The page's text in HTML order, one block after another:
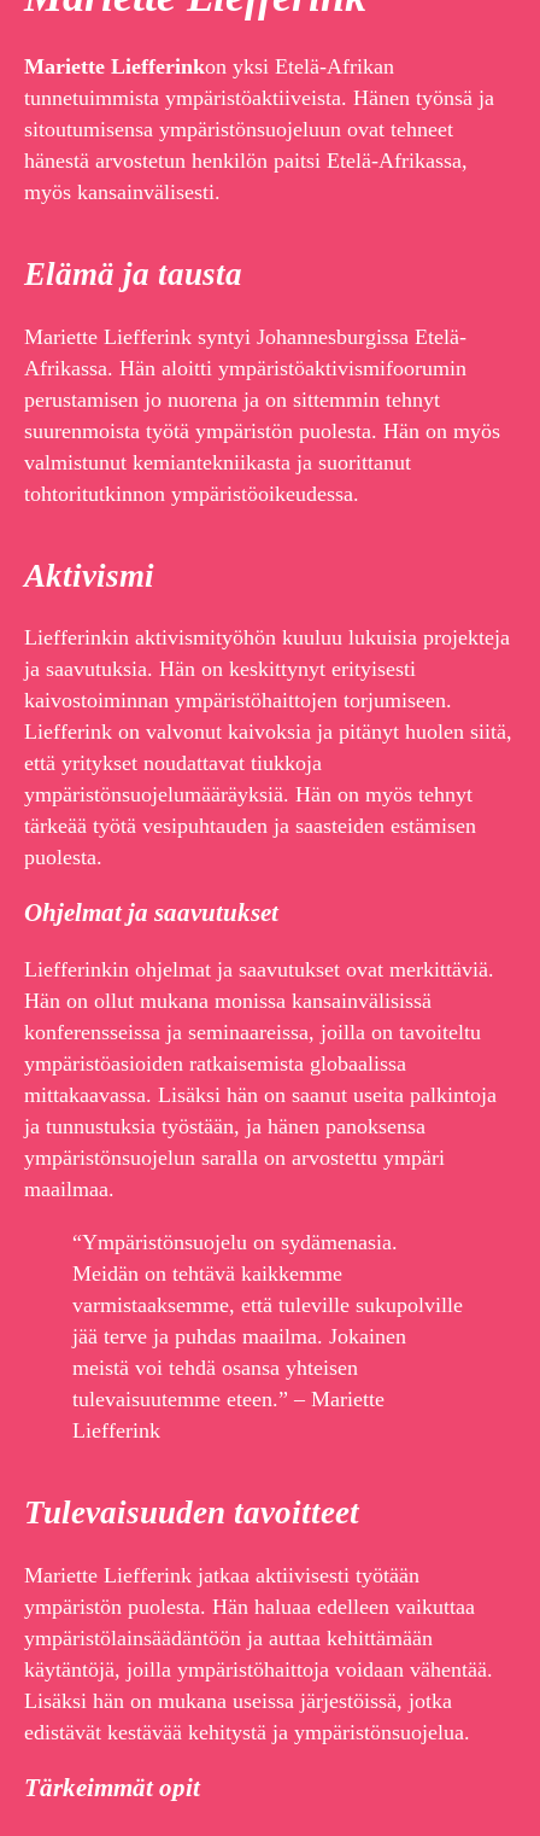
Mariette Liefferinkon yksi Etelä-Afrikan
tunnetuimmista ympäristöaktiiveista. Hänen työnsä ja
sitoutumisensa ympäristönsuojeluun ovat tehneet
hänestä arvostetun henkilön paitsi Etelä-Afrikassa,
myös kansainvälisesti.
Elämä ja tausta
Mariette Liefferink syntyi Johannesburgissa Etelä-
Afrikassa. Hän aloitti ympäristöaktivismifoorumin
perustamisen jo nuorena ja on sittemmin tehnyt
suurenmoista työtä ympäristön puolesta. Hän on myös
valmistunut kemiantekniikasta ja suorittanut
tohtoritutkinnon ympäristöoikeudessa.
Aktivismi
Liefferinkin aktivismityöhön kuuluu lukuisia projekteja
ja saavutuksia. Hän on keskittynyt erityisesti
kaivostoiminnan ympäristöhaittojen torjumiseen.
Liefferink on valvonut kaivoksia ja pitänyt huolen siitä,
että yritykset noudattavat tiukkoja
ympäristönsuojelumääräyksiä. Hän on myös tehnyt
tärkeää työtä vesipuhtauden ja saasteiden estämisen
puolesta.
Ohjelmat ja saavutukset
Liefferinkin ohjelmat ja saavutukset ovat merkittäviä.
Hän on ollut mukana monissa kansainvälisissä
konferensseissa ja seminaareissa, joilla on tavoiteltu
ympäristöasioiden ratkaisemista globaalissa
mittakaavassa. Lisäksi hän on saanut useita palkintoja
ja tunnustuksia työstään, ja hänen panoksensa
ympäristönsuojelun saralla on arvostettu ympäri
maailmaa.
“Ympäristönsuojelu on sydämenasia.
Meidän on tehtävä kaikkemme
varmistaaksemme, että tuleville sukupolville
jää terve ja puhdas maailma. Jokainen
meistä voi tehdä osansa yhteisen
tulevaisuutemme eteen.” – Mariette
Liefferink
Tulevaisuuden tavoitteet
Mariette Liefferink jatkaa aktiivisesti työtään
ympäristön puolesta. Hän haluaa edelleen vaikuttaa
ympäristölainsäädäntöön ja auttaa kehittämään
käytäntöjä, joilla ympäristöhaittoja voidaan vähentää.
Lisäksi hän on mukana useissa järjestöissä, jotka
edistävät kestävää kehitystä ja ympäristönsuojelua.
Tärkeimmät opit